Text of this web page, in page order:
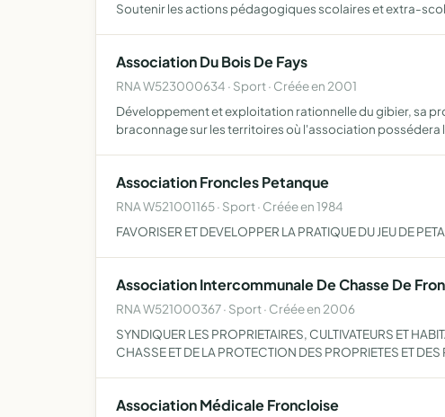
Soutenir les actions pédagogiques scolaires et extra-
Association Du Bois De Fays
RNA W523000634 · Sport · Créée en 2001
Développement et exploitation rationnelle du gibier, sa
braconnage sur les territoires où l'association possédera
Association Froncles Petanque
RNA W521001165 · Sport · Créée en 1984
FAVORISER ET DEVELOPPER LA PRATIQUE DU JEU DE
Association Intercommunale De Chasse De
RNA W521000367 · Sport · Créée en 2006
SYNDIQUER LES PROPRIETAIRES, CULTIVATEURS ET
CHASSE ET DE LA PROTECTION DES PROPRIETES ET DES
Association Médicale Froncloise